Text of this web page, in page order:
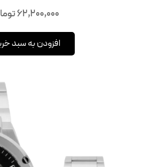
62,200,000تومان
افزودن به سبد خرید